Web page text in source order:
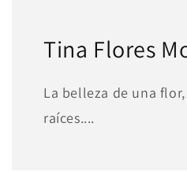
Tina Flores
La belleza de una
raíces....